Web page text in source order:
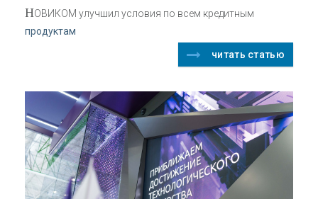
НОВИКОМ улучшил условия по всем кредитным
продуктам
читать статью